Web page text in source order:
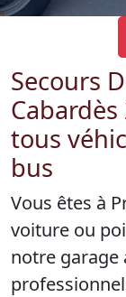
Secours
tous
bus
Vous êtes à
voiture ou
notre garage